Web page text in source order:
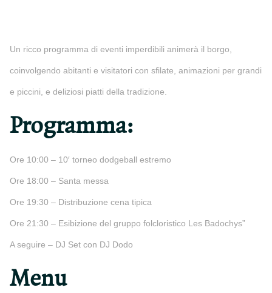
Un ricco programma di eventi imperdibili animerà il borgo,
coinvolgendo abitanti e visitatori con sfilate, animazioni per grandi
e piccini, e deliziosi piatti della tradizione.
Programma:
Ore 10:00 – 10′ torneo dodgeball estremo
Ore 18:00 – Santa messa
Ore 19:30 – Distribuzione cena tipica
Ore 21:30 – Esibizione del gruppo folcloristico Les Badochys”
A seguire – DJ Set con DJ Dodo
Menu